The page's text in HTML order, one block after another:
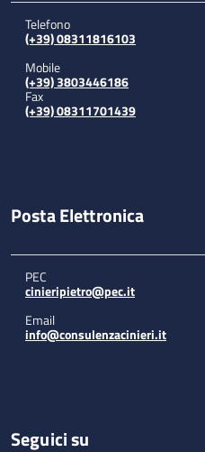
Telefono
(+39) 08311816103
Mobile
(+39) 3803446186
Fax
(+39) 08311701439
Posta Elettronica
PEC
cinieripietro@pec.it
Email
info@consulenzacinieri.it
Seguici su